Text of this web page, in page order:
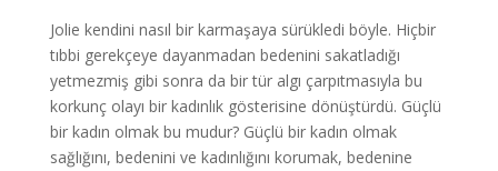
Jolie kendini nasıl bir karmaşaya sürükledi böyle. Hiçbir
tıbbi gerekçeye dayanmadan bedenini sakatladığı
yetmezmiş gibi sonra da bir tür algı çarpıtmasıyla bu
korkunç olayı bir kadınlık gösterisine dönüştürdü. Güçlü
bir kadın olmak bu mudur? Güçlü bir kadın olmak
sağlığını, bedenini ve kadınlığını korumak, bedenine